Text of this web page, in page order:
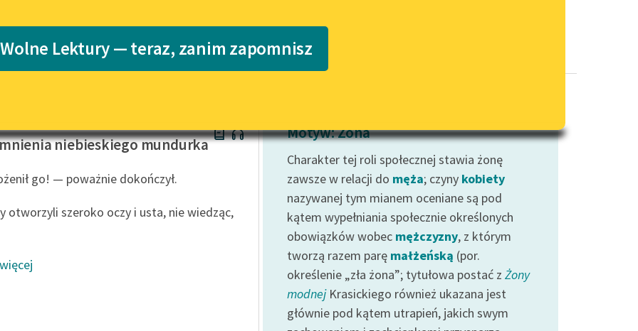
Lektury szkolne i klasyka
literatury do słuchania dla
E-kolekcja lektur szkolnych i
literatury do słuchania dla
uczennic i uczniów z
niepełnosprawnościami
Popularyzacja skandynawskiej
literatury feministycznej
Katalog
Katalog w formacie PDF
wrażliwych
Deklaracja dostępności
Lektury — teraz, zanim zapomnisz
niebieskiego mundurka
go! — poważnie dokończył.
otworzyli szeroko oczy i usta, nie wiedząc,
Motyw: Żona
Charakter tej roli społecznej stawia żonę
zawsze w relacji do męża; czyny kobiety
nazywanej tym mianem oceniane są pod
kątem wypełniania społecznie określonych
obowiązków wobec mężczyzny, z którym
tworzą razem parę małżeńską (por.
określenie „zła żona”; tytułowa postać z Żony
modnejKrasickiego również ukazana jest
głównie pod kątem utrapień, jakich swym